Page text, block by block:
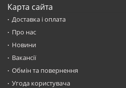
Карта сайта
Доставка і оплата
Про нас
Новини
Вакансії
Обмін та повернення
Угода користувача